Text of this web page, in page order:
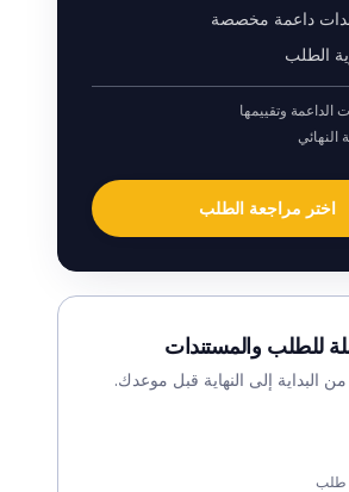
داعمة مخصصة
الطلب
الداعمة وتقييمها
النهائي
اختر مراجعة الطلب
للطلب والمستندات
البداية إلى النهاية قبل موعدك.
طلب